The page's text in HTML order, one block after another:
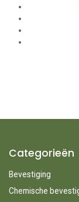
Categorieën
Bevestiging
Chemische